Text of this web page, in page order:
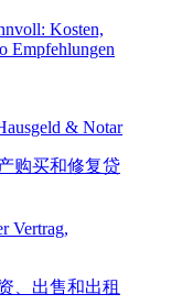
Kosten,
Empfehlungen
& Notar
Vertrag,